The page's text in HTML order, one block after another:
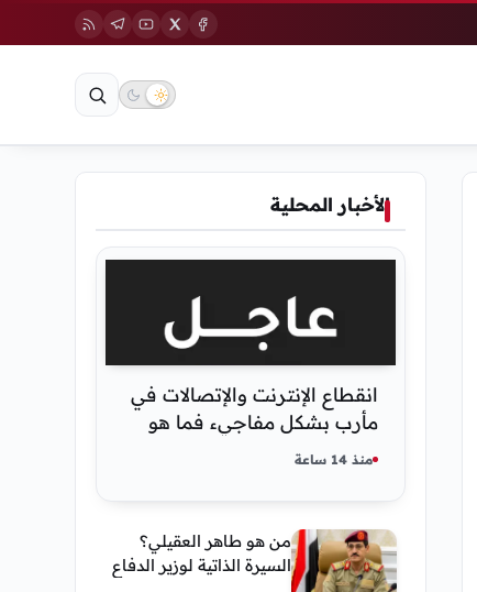
الأخبار المحلية
انقطاع الإنترنت والإتصالات في
مأرب بشكل مفاجيء فما هو
سبب ذلك
منذ 14 ساعة
من هو طاهر العقيلي؟
السيرة الذاتية لوزير الدفاع